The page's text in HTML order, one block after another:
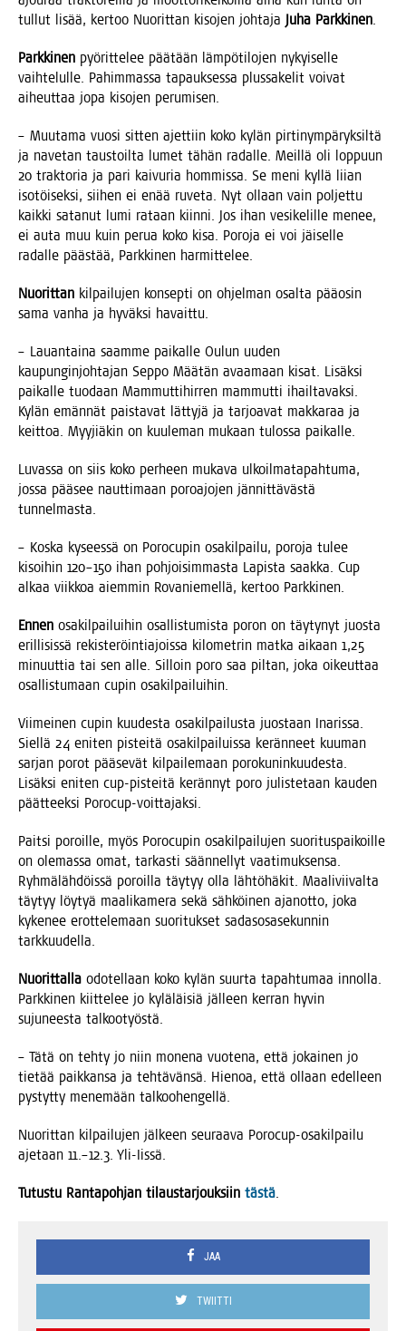
tul­lut lisää, ker­too Nuo­rit­tan kiso­jen joh­ta­ja
Juha Park­ki­nen.
Park­ki­nen pyö­rit­te­lee pää­tään läm­pö­ti­lo­jen nykyi­sel­le
vaih­te­lul­le. Pahim­mas­sa tapauk­ses­sa plus­sa­ke­lit voi­vat
aiheut­taa jopa kiso­jen perumisen.
– Muu­ta­ma vuo­si sit­ten ajet­tiin koko kylän pir­ti­nym­pä­ryk­sil­tä
ja nave­tan taus­toil­ta lumet tähän radal­le. Meil­lä oli lop­puun
20 trak­to­ria ja pari kai­vu­ria hom­mis­sa. Se meni kyl­lä lii­an
iso­töi­sek­si, sii­hen ei enää ruve­ta. Nyt ollaan vain pol­jet­tu
kaik­ki sata­nut lumi rataan kiin­ni. Jos ihan vesi­ke­lil­le menee,
ei auta muu kuin perua koko kisa. Poro­ja ei voi jäi­sel­le
radal­le pääs­tää, Park­ki­nen harmittelee.
Nuo­rit­tan kil­pai­lu­jen kon­sep­ti on ohjel­man osal­ta pää­osin
sama van­ha ja hyväk­si havaittu.
– Lau­an­tai­na saam­me pai­kal­le Oulun uuden
kau­pun­gin­joh­ta­jan Sep­po Mää­tän avaa­maan kisat. Lisäk­si
pai­kal­le tuo­daan Mam­mut­ti­hir­ren mam­mut­ti ihail­ta­vak­si.
Kylän emän­nät pais­ta­vat lät­ty­jä ja tar­joa­vat mak­ka­raa ja
keit­toa. Myy­jiä­kin on kuu­le­man mukaan tulos­sa paikalle.
Luvas­sa on siis koko per­heen muka­va ulkoil­ma­ta­pah­tu­ma,
jos­sa pää­see naut­ti­maan poroa­jo­jen jän­nit­tä­väs­tä
tunnelmasta.
– Kos­ka kysees­sä on Porocu­pin osa­kil­pai­lu, poro­ja tulee
kisoi­hin 120–150 ihan poh­joi­sim­mas­ta Lapis­ta saak­ka. Cup
alkaa viik­koa aiem­min Rova­nie­mel­lä, ker­too Parkkinen.
Ennen osa­kil­pai­lui­hin osal­lis­tu­mis­ta poron on täy­ty­nyt juos­ta
eril­li­sis­sä rekis­te­röin­tia­jois­sa kilo­met­rin mat­ka aikaan 1,25
minuut­tia tai sen alle. Sil­loin poro saa pil­tan, joka oikeut­taa
osal­lis­tu­maan cupin osakilpailuihin.
Vii­mei­nen cupin kuu­des­ta osa­kil­pai­lus­ta juos­taan Ina­ris­sa.
Siel­lä 24 eni­ten pis­tei­tä osa­kil­pai­luis­sa kerän­neet kuu­man
sar­jan porot pää­se­vät kil­pai­le­maan poro­ku­nin­kuu­des­ta.
Lisäk­si eni­ten cup-pis­tei­tä kerän­nyt poro julis­te­taan kau­den
päät­teek­si Porocup-voittajaksi.
Pait­si poroil­le, myös Porocu­pin osa­kil­pai­lu­jen suo­ri­tus­pai­koil­le
on ole­mas­sa omat, tar­kas­ti sään­nel­lyt vaa­ti­muk­sen­sa.
Ryh­mä­läh­döis­sä poroil­la täy­tyy olla läh­tö­hä­kit. Maa­li­vii­val­ta
täy­tyy löy­tyä maa­li­ka­me­ra sekä säh­köi­nen ajan­ot­to, joka
kyke­nee erot­te­le­maan suo­ri­tuk­set sadas­os­a­se­kun­nin
tarkkuudella.
Nuo­rit­tal­la odo­tel­laan koko kylän suur­ta tapah­tu­maa innol­la.
Park­ki­nen kiit­te­lee jo kylä­läi­siä jäl­leen ker­ran hyvin
suju­nees­ta talkootyöstä.
– Tätä on teh­ty jo niin mone­na vuo­te­na, että jokai­nen jo
tie­tää paik­kan­sa ja teh­tä­vän­sä. Hie­noa, että ollaan edel­leen
pys­tyt­ty mene­mään talkoohengellä.
Nuo­rit­tan kil­pai­lu­jen jäl­keen seu­raa­va Porocup-osa­kil­pai­lu
aje­taan 11.–12.3. Yli-Iissä.
Tutus­tu Ran­ta­poh­jan tilaus­tar­jouk­siin täs­tä.
JAA
TWIITTI